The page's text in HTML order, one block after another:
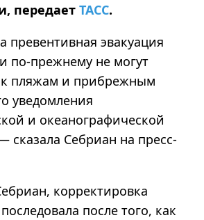
передает ТАСС.
превентивная эвакуация
по-прежнему не могут
пляжам и прибрежным
уведомления
и океанографической
Себриан на пресс-
корректировка
после того, как